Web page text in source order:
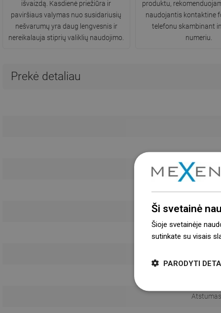
išvaizdą. Kasdienė priežiūra ir
paviršiaus valymas nuo susidariusių
nešvarumų yra daug lengvesnis ir
nereikalauja stiprių valiklių naudojimo.
produktu,
naudojantis kontaktine
telefonu skambinant
numeriu.
Prekė detaliau
Ši svetainė
Šioje svetainėje
sutinkate su visais
PARODYTI